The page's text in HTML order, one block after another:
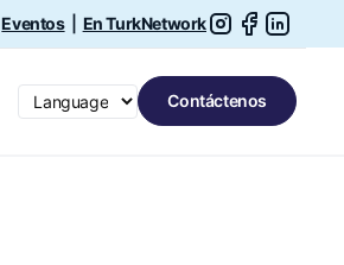
Eventos| En TurkNetwork
Switch language Contáctenos